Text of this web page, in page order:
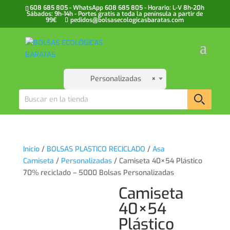
608 685 805 - WhatsApp 608 685 805 - Horario: L-V 8h-20h
Sábados: 9h-14h - Portes gratis a toda la península a partir de
99€ pedidos@bolsasecologicasbaratas.com
×
Personalizadas
Inicio/ BOLSAS PLASTICO RECICLADO / Asa
Camiseta / Personalizadas/ Camiseta 40×54 Plástico
70% reciclado – 5000 Bolsas Personalizadas
Camiseta
40×54
Plástico